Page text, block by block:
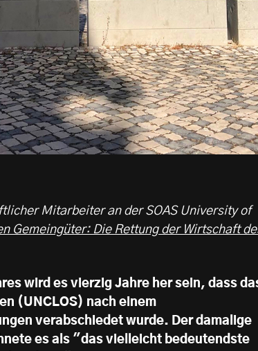
Mitarbeiter an der SOAS University of
Gemeingüter: Die Rettung der Wirtschaft
wird es vierzig Jahre her sein, dass
(UNCLOS) nach einem
verabschiedet wurde. Der damalige
es als "das vielleicht bedeutendste